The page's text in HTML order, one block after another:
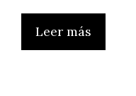
Leer más